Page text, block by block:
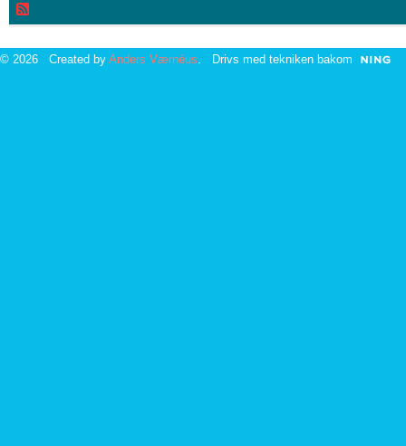
© 2026 Created by Anders Værnéus . Drivs med tekniken bakom